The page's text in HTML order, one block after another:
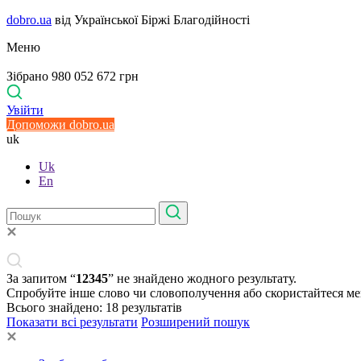
dobro.ua від Української Біржі Благодійності
Меню
Зібрано 980 052 672 грн
Увійти
Допоможи dobro.ua
uk
Uk
En
За запитом “12345” не знайдено жодного результату.
Спробуйте інше слово чи словополучення або скористайтеся
Всього знайдено: 18 результатів
Показати всі результати Розширений пошук